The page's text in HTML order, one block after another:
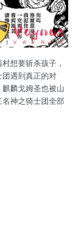
想要斩杀孩子，
团遇到真正的对
麟戈姆圣也被山
神之骑士团全部